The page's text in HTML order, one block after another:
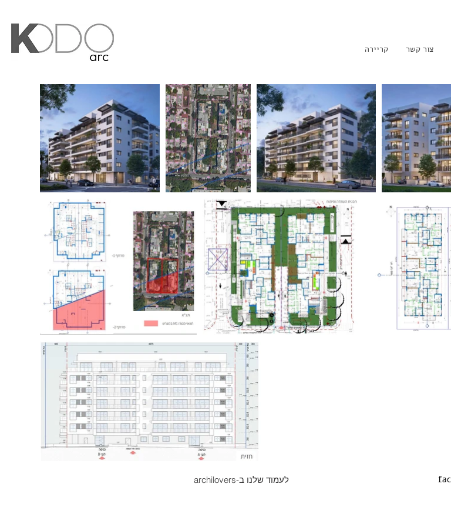
קריירה צור קשר
archilovers-לעמוד שלנו ב